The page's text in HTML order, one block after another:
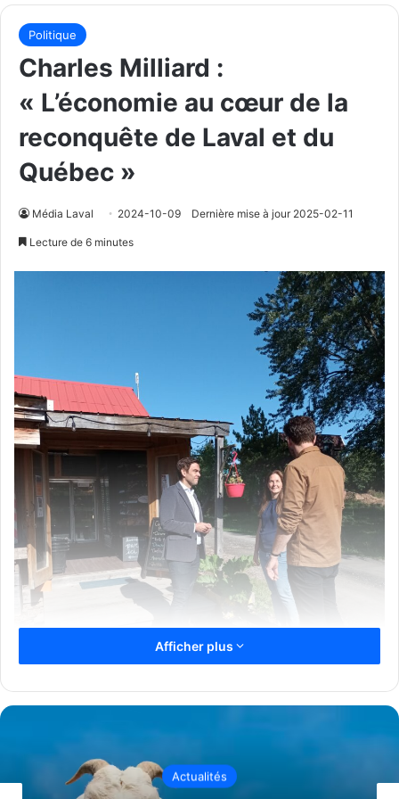
Politique
Charles Milliard :
« L’économie au cœur de la
reconquête de Laval et du
Québec »
Média Laval 2024-10-09 Dernière mise à jour 2025-02-11
Lecture de 6 minutes
Charles Milliard en visite à Laval avec Virginie Dufour
Afficher plus